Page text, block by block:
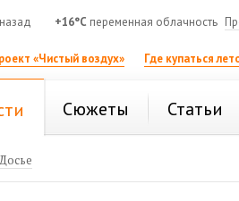
+16°C переменная облачность
«Чистый воздух» Где купаться
Сюжеты Статьи
Досье